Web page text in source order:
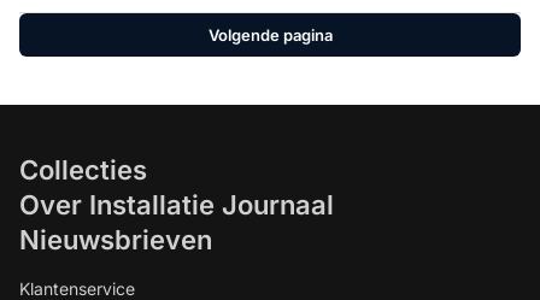
tijdens de "Truck meets Electricity"
wereldpremière. Het prototype van de
gepresenteerd op de IAA in Hannover.
Volgende pagina
Collecties
Over Installatie Journaal
Nieuwsbrieven
Klantenservice